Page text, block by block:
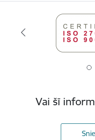
Vai šī